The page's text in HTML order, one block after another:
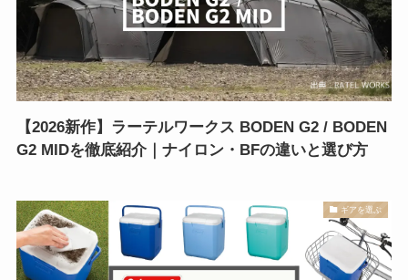
【2026新作】ラーテルワークス BODEN G2 / BODEN
G2 MIDを徹底紹介｜ナイロン・BFの違いと選び方
ギアを選ぶ